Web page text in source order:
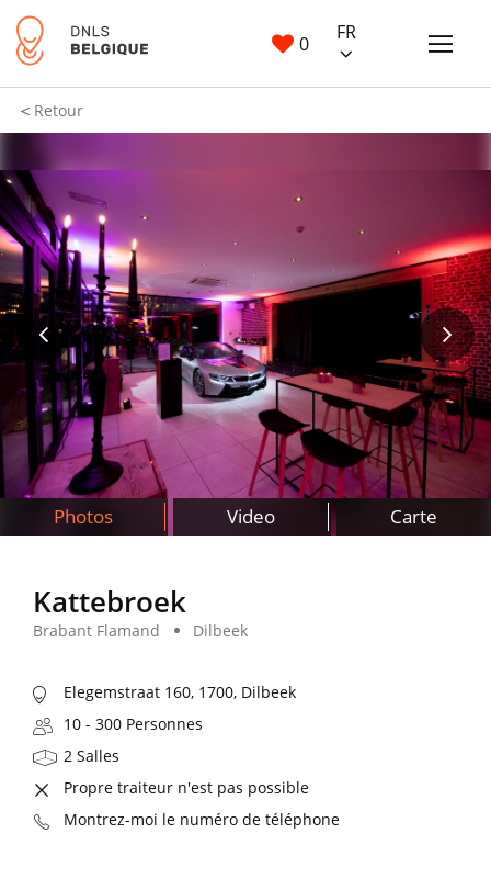
0 FR
Retour
Photos Video Carte
Kattebroek
Brabant Flamand Dilbeek
Elegemstraat 160, 1700, Dilbeek
10 - 300 Personnes
2 Salles
Propre traiteur n'est pas possible
Montrez-moi le numéro de téléphone